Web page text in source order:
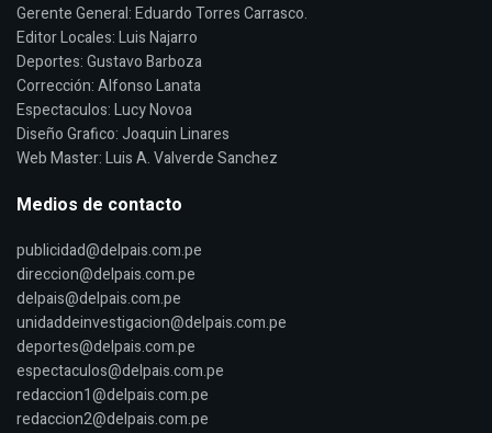
Gerente General: Eduardo Torres Carrasco.
Editor Locales: Luis Najarro
Deportes: Gustavo Barboza
Corrección: Alfonso Lanata
Espectaculos: Lucy Novoa
Diseño Grafico: Joaquin Linares
Web Master: Luis A. Valverde Sanchez
Medios de contacto
publicidad@delpais.com.pe
direccion@delpais.com.pe
delpais@delpais.com.pe
unidaddeinvestigacion@delpais.com.pe
deportes@delpais.com.pe
espectaculos@delpais.com.pe
redaccion1@delpais.com.pe
redaccion2@delpais.com.pe